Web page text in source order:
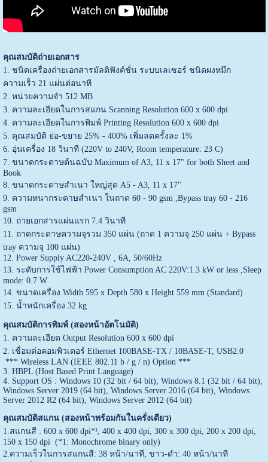
คุณสมบัติถ่ายเอกสาร
1. ชนิดเครื่องถ่ายเอกสารมัลติฟังค์ชั่น ระบบเลเซอร์ ชนิดผงหมึก
ความเร็ว 21 แผ่นต่อนาที
2. หน่วยความจำ 512 MB
3. ความละเอียดในการสแกน Scanning Resolution 600 x 600 dpi
4. ความละเอียดในการพิมพ์ Printing Resolution 600 x 600 dpi
5. คุณสมบัติ ย่อ-ขยาย 25% - 400% เพิ่มลดครั้งละ 1%
6. อุ่นเครื่อง 18 วินาที (220V to 240V, Room temperature: 23 C)
7. ขนาดกระดาษต้นฉบับ Maximum of A3, 11 x 17" for both Sheet and
Book
8. ขนาดกระดาษสำเนา ใหญ่สุด A5 - A3, 11 x 17"
9. ความหนากระดาษสำเนา ในถาด 60 - 90 gsm ,Bypass tray 60 - 216
gsm
10. ถ่ายเอกสารแผ่นแรก 7.4 วินาที
11. ถาดกระดาษความจุรวม 350 แผ่น (ถาด 1 ความจุ 250 แผ่น + Bypass
tray ความจุ 100 แผ่น)
12. Power Supply AC220-240V , 6A, 50/60Hz
13. ระดับการใช้ไฟฟ้า Power Consumption AC 220V:1.3 kW or less ,Sleep
mode: 0.7 W
14. ขนาดเครื่อง Width 595 x Depth 580 x Height 559 mm (Standard)
15. น้ำหนักเครื่อง 32 kg
คุณสมบัติการพิมพ์ (สองหน้าอัตโนมัติ)
1. ความละเอียด Output Resolution 600 x 600 dpi
2. เชื่อมต่อคอมพิวเตอร์ Ethernet 100BASE-TX / 10BASE-T, USB2.0
*** Wireless LAN (IEEE 802.11 b / g / n) Option ***
3. HBPL (Host Based Print Language)
4. Support OS : Windows 10 (32 bit / 64 bit), Windows 8.1 (32 bit / 64 bit),
Windows Server 2019 (64 bit), Windows Server 2016 (64 bit), Windows
Server 2012 R2 (64 bit), Windows Server 2012 (64 bit)
คุณสมบัติสแกน (สองหน้าพร้อมกันในครั่งเดียว)
1.สแกนสี : 600 x 600 dpi*¹, 400 x 400 dpi, 300 x 300 dpi, 200 x 200 dpi,
150 x 150 dpi (*1: Monochrome binary only)
2.ความเร็วในการสแกนสี: 38 หน้า/นาที, ขาว-ดำ: 40 หน้า/นาที